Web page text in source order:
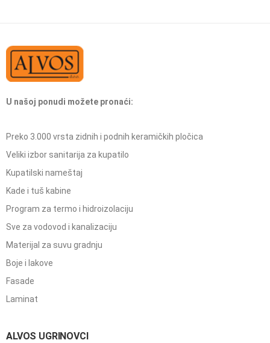
U našoj ponudi možete pronaći:
Preko 3.000 vrsta zidnih i podnih keramičkih pločica
Veliki izbor sanitarija za kupatilo
Kupatilski nameštaj
Kade i tuš kabine
Program za termo i hidroizolaciju
Sve za vodovod i kanalizaciju
Materijal za suvu gradnju
Boje i lakove
Fasade
Laminat
ALVOS UGRINOVCI